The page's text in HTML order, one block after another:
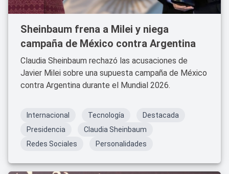
Sheinbaum frena a Milei y niega
campaña de México contra Argentina
Claudia Sheinbaum rechazó las acusaciones de
Javier Milei sobre una supuesta campaña de México
contra Argentina durante el Mundial 2026.
Internacional Tecnología
Destacada
Presidencia
Claudia Sheinbaum
Redes Sociales
Personalidades